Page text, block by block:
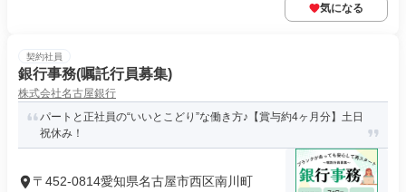
気になる
契約社員
銀行事務(嘱託行員募集)
株式会社名古屋銀行
パートと正社員の“いいとこどり”な働き方♪【賞与約4ヶ月分】土日
祝休み！
〒452-0814愛知県名古屋市西区南川町